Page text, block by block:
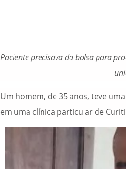
Paciente precisava da bolsa para
Um homem, de 35 anos, teve
em uma clínica particular de